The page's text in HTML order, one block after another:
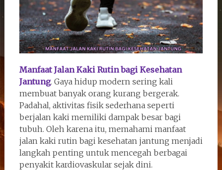
Manfaat Jalan Kaki Rutin bagi Kesehatan
Jantung. Gaya hidup modern sering kali
membuat banyak orang kurang bergerak.
Padahal, aktivitas fisik sederhana seperti
berjalan kaki memiliki dampak besar bagi
tubuh. Oleh karena itu, memahami manfaat
jalan kaki rutin bagi kesehatan jantung menjadi
langkah penting untuk mencegah berbagai
penyakit kardiovaskular sejak dini.